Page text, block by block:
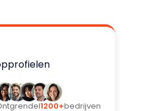
bedrijfslocatie
van bedrijfslocatie
1200+bedrijven